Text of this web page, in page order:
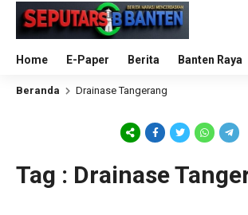
Home E-Paper Berita Banten Raya
Beranda Drainase Tangerang
Tag : Drainase